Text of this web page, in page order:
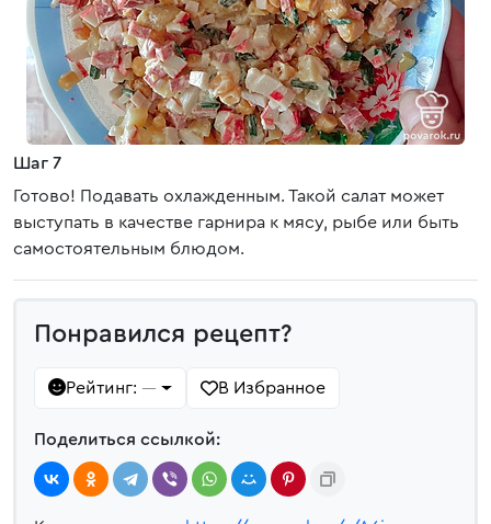
Шаг 7
Готово! Подавать охлажденным. Такой салат может
выступать в качестве гарнира к мясу, рыбе или быть
самостоятельным блюдом.
Понравился рецепт?
Рейтинг: — В Избранное
Поделиться ссылкой: